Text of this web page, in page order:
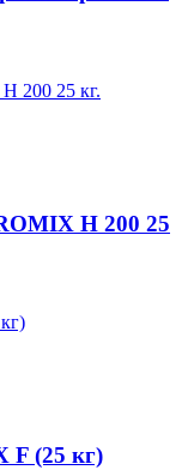
H 200 25
F (25 кг)